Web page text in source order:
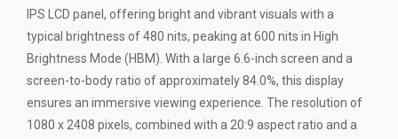
IPS LCD panel, offering bright and vibrant visuals with a
typical brightness of 480 nits, peaking at 600 nits in High
Brightness Mode (HBM). With a large 6.6-inch screen and a
screen-to-body ratio of approximately 84.0%, this display
ensures an immersive viewing experience. The resolution of
1080 x 2408 pixels, combined with a 20:9 aspect ratio and a